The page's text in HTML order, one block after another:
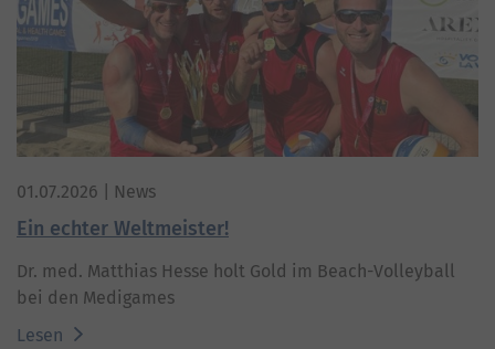
01.07.2026 | News
Ein echter Weltmeister!
Dr. med. Matthias Hesse holt Gold im Beach-Volleyball
bei den Medigames
Lesen